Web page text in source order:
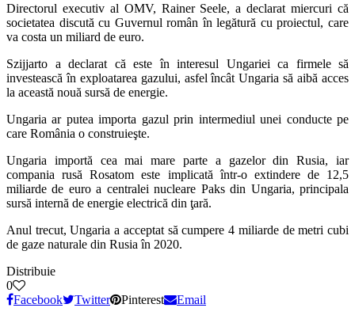
Directorul executiv al OMV, Rainer Seele, a declarat miercuri că
societatea discută cu Guvernul român în legătură cu proiectul, care
va costa un miliard de euro.
Szijjarto a declarat că este în interesul Ungariei ca firmele să
investească în exploatarea gazului, asfel încât Ungaria să aibă acces
la această nouă sursă de energie.
Ungaria ar putea importa gazul prin intermediul unei conducte pe
care România o construieşte.
Ungaria importă cea mai mare parte a gazelor din Rusia, iar
compania rusă Rosatom este implicată într-o extindere de 12,5
miliarde de euro a centralei nucleare Paks din Ungaria, principala
sursă internă de energie electrică din ţară.
Anul trecut, Ungaria a acceptat să cumpere 4 miliarde de metri cubi
de gaze naturale din Rusia în 2020.
Distribuie
0
Facebook
Twitter Pinterest Email